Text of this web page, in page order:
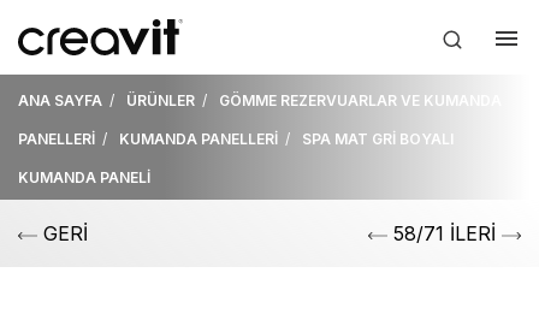
ANA SAYFA ÜRÜNLER GÖMME REZERVUARLAR VE KUMANDA
PANELLERİ KUMANDA PANELLERİ SPA MAT GRİ BOYALI
KUMANDA PANELİ
GERİ 58/71 İLERİ